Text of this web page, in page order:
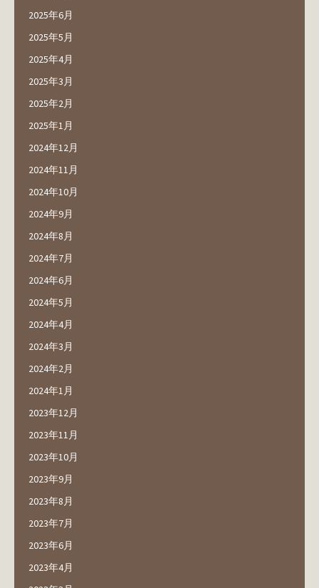
2025年6月
2025年5月
2025年4月
2025年3月
2025年2月
2025年1月
2024年12月
2024年11月
2024年10月
2024年9月
2024年8月
2024年7月
2024年6月
2024年5月
2024年4月
2024年3月
2024年2月
2024年1月
2023年12月
2023年11月
2023年10月
2023年9月
2023年8月
2023年7月
2023年6月
2023年4月